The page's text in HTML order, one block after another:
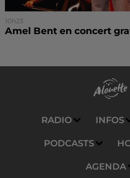
10h23
Amel Bent en concert
RADIO INFOS
PODCASTS
AGENDA